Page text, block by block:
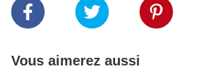
Vous aimerez aussi